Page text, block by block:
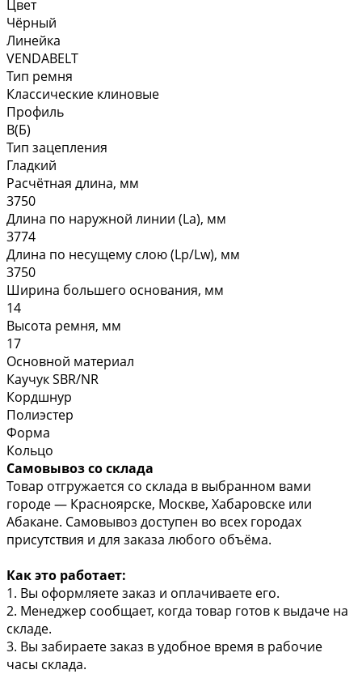
Цвет
Чёрный
Линейка
VENDABELT
Тип ремня
Классические клиновые
Профиль
B(Б)
Тип зацепления
Гладкий
Расчётная длина, мм
3750
Длина по наружной линии (La), мм
3774
Длина по несущему слою (Lp/Lw), мм
3750
Ширина большего основания, мм
14
Высота ремня, мм
17
Основной материал
Каучук SBR/NR
Кордшнур
Полиэстер
Форма
Кольцо
Самовывоз со склада
Товар отгружается со склада в выбранном вами
городе — Красноярске, Москве, Хабаровске или
Абакане. Самовывоз доступен во всех городах
присутствия и для заказа любого объёма.
Как это работает:
1. Вы оформляете заказ и оплачиваете его.
2. Менеджер сообщает, когда товар готов к выдаче на
складе.
3. Вы забираете заказ в удобное время в рабочие
часы склада.